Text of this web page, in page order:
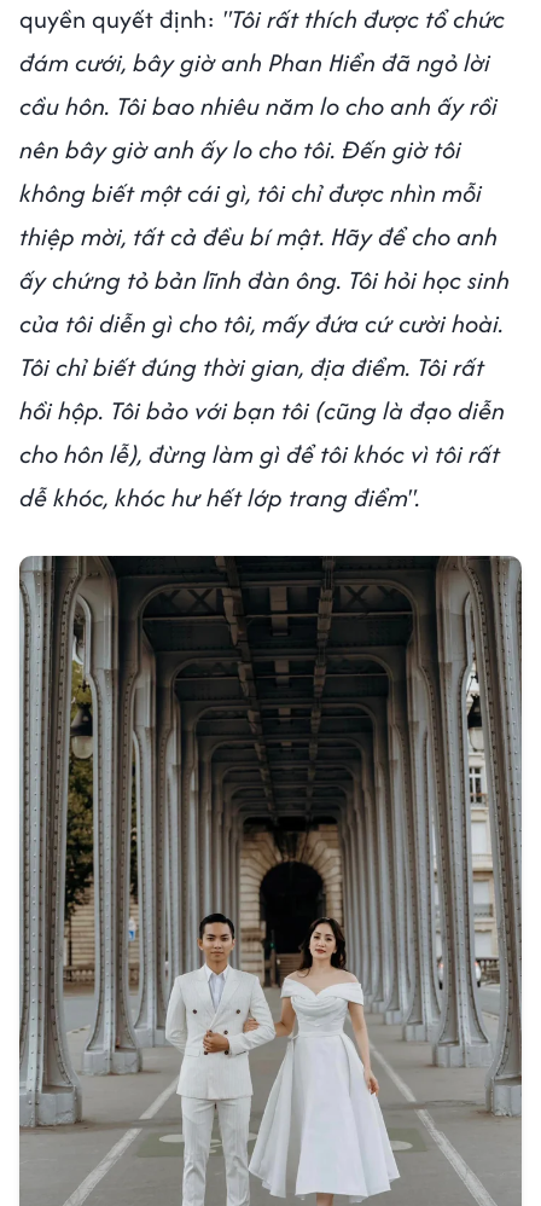
quyền quyết định: "Tôi rất thích được tổ chức
đám cưới, bây giờ anh Phan Hiển đã ngỏ lời
cầu hôn. Tôi bao nhiêu năm lo cho anh ấy rồi
nên bây giờ anh ấy lo cho tôi. Đến giờ tôi
không biết một cái gì, tôi chỉ được nhìn mỗi
thiệp mời, tất cả đều bí mật. Hãy để cho anh
ấy chứng tỏ bản lĩnh đàn ông. Tôi hỏi học sinh
của tôi diễn gì cho tôi, mấy đứa cứ cười hoài.
Tôi chỉ biết đúng thời gian, địa điểm. Tôi rất
hồi hộp. Tôi bảo với bạn tôi (cũng là đạo diễn
cho hôn lễ), đừng làm gì để tôi khóc vì tôi rất
dễ khóc, khóc hư hết lớp trang điểm".